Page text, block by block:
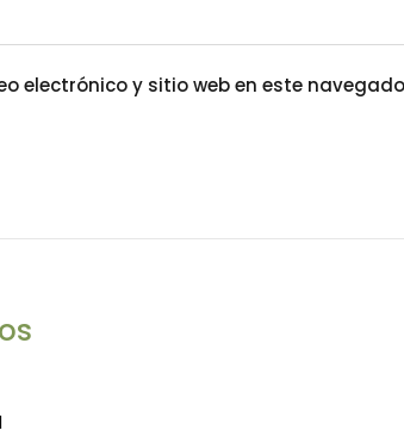
electrónico y sitio web en este